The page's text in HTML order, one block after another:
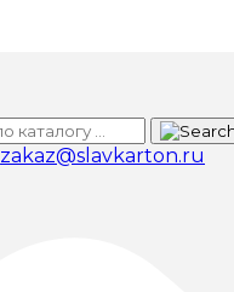
zakaz@slavkarton.ru